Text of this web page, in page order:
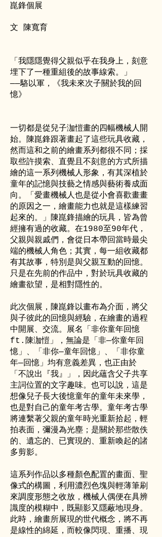
崑鋒個展
文 陳寬育
「我隱隱覺得父親似乎在我身上，刻意
埋 下了一種重組後的故事線索。」
——駱以軍，《我未來次子關於我的回
憶》
一切都是從兒子泇愷畫的四幅機械人開
始。陳崑鋒跟著畫起了這些玩具收藏，
然而這和之前的繪畫系列都很不同；採
取些許摸索、直覺且不刻意的方式所描
繪的這一系列機械人形象，有其深植於
童年的記憶與技藝之情感與藝術養成面
向。「愛畫機械人也是從小會喜歡畫畫
的原因之一，繪畫能力也就是這樣練習
起來的。」陳崑鋒描繪的玩具，皆為曾
經擁有過的收藏。在1980至90年代，
父親與親戚們，會從日本帶回當時最尖
端的機械人角色；其實，每一組收藏都
有其故事，特別是與父親互動的回憶。
只是在先前的作品中，對於玩具收藏的
繪畫欲望，是相對隱性的。
此次個展，陳崑鋒以畫布為介面，將父
與子彼此的回憶與經驗，在繪畫的過程
中開展、交流。展名「非你童年回憶
ft.陳泇愷」，無論是「非—你童年回
憶」、「非你—童年回憶」、「非你童
年—回憶」均有意義差異，也正由於
「不說出『我』」，因此蘊含父子共享
主詞位置的文字趣味。也可以說，這是
想像兒子長大後憶童年的童年未來學，
也是對自己的童年考古學。童年考古學
將連繫著父親的童年時光重新拾起，輕
拍表面，彌漫為光塵；是關於那些散佚
的、遺忘的、已實現的、重新喚起的諸
多剪影。
這系列作品以多種顏色配置的畫面、聖
像式的構圖，利用濃烈色塊與輕薄筆刷
來調度形態之收放，機械人偶便在具辨
識度的模糊中，既顯影又隱蔽地現身。
此時，繪畫所展現的世代概念，將不再
是線性的綿延，而較像閃現、重播、現